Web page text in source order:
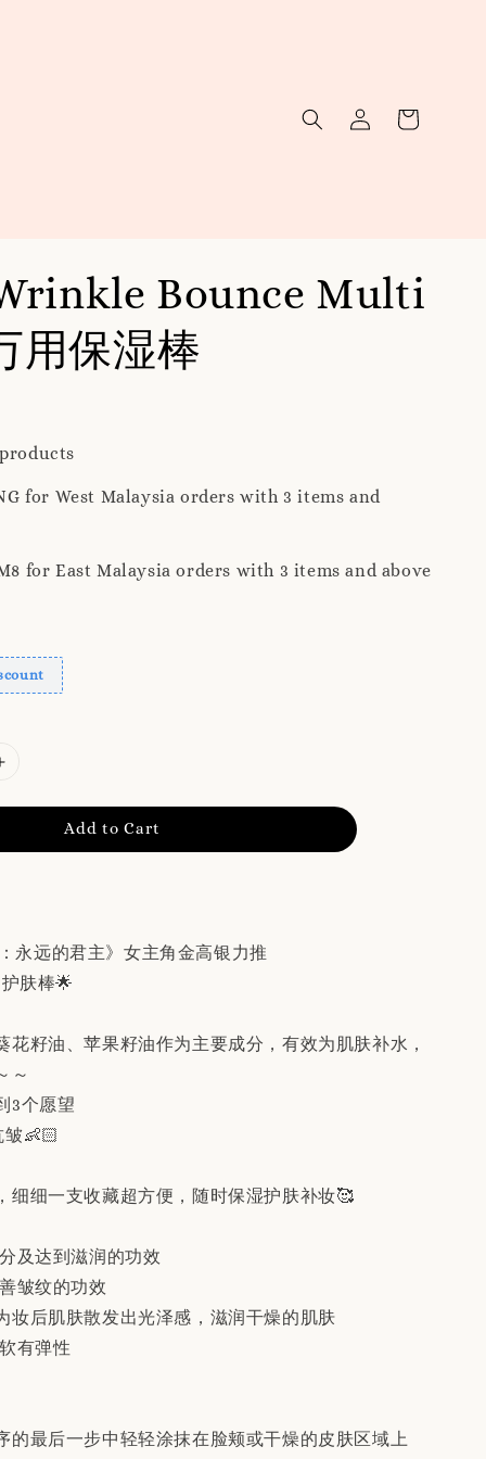
Bounce Multi
用保湿棒
for West Malaysia orders with 3 items and
for East Malaysia orders with 3 items and above
Add to Cart
永远的君主》女主角金高银力推
肤棒🌟
花籽油、苹果籽油作为主要成分，有效为肌肤补水，
～
3个愿望
皱👶🏻
细细一支收藏超方便，随时保湿护肤补妆🥰
及达到滋润的功效
皱纹的功效
妆后肌肤散发出光泽感，滋润干燥的肌肤
有弹性
的最后一步中轻轻涂抹在脸颊或干燥的皮肤区域上